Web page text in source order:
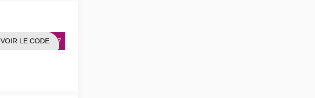
2017
VOIR LE CODE